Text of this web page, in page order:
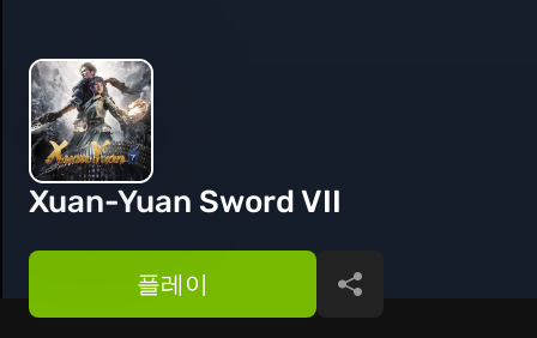
Xuan-Yuan Sword VII
플레이 공유